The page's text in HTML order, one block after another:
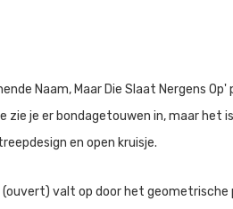
Naam, Maar Die Slaat Nergens
je er bondagetouwen in, maar het
en open kruisje.
valt op door het